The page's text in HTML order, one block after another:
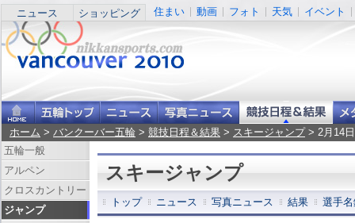
ニュース ショッピング 住まい 動画 フォト 天気 イベント
ホーム > バンクーバー五輪 > 競技日程＆結果 > スキージャンプ> 2月14
スキージャンプ
トップ ニュース 写真ニュース 結果 選手
五輪一般
アルペン
クロスカントリー
ジャンプ